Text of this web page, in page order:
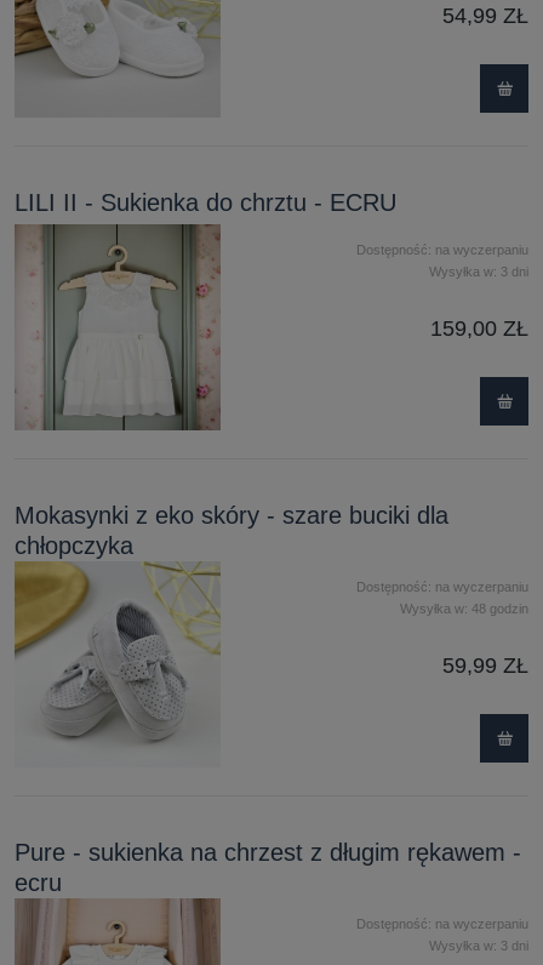
54,99 ZŁ
LILI II - Sukienka do chrztu - ECRU
Dostępność: na wyczerpaniu
Wysyłka w: 3 dni
159,00 ZŁ
Mokasynki z eko skóry - szare buciki dla
chłopczyka
Dostępność: na wyczerpaniu
Wysyłka w: 48 godzin
59,99 ZŁ
Pure - sukienka na chrzest z długim rękawem -
ecru
Dostępność: na wyczerpaniu
Wysyłka w: 3 dni